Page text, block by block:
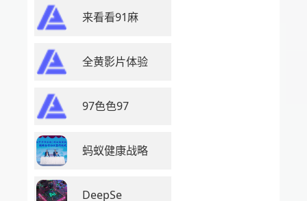
来看看91麻
全黄影片体验
97色色97
蚂蚁健康战略
DeepSe